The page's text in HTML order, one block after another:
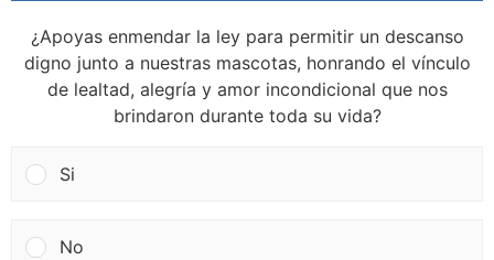
¿Apoyas enmendar la ley para permitir un descanso
digno junto a nuestras mascotas, honrando el vínculo
de lealtad, alegría y amor incondicional que nos
brindaron durante toda su vida?
Si
No